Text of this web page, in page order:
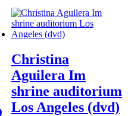
Christina
Aguilera Im
shrine auditorium
Los Angeles (dvd)